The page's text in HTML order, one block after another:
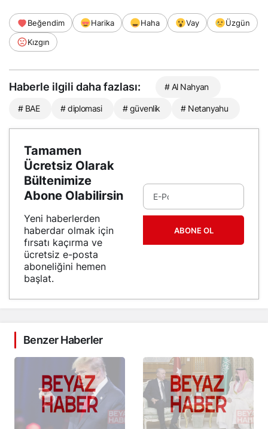
Beğendim Harika Haha Vay
Üzgün
Kızgın
Haberle ilgili daha fazlası: # Al Nahyan
# BAE # diplomasi # güvenlik # Netanyahu
Tamamen
Ücretsiz Olarak
Bültenimize
Abone Olabilirsin
Yeni haberlerden
haberdar olmak için
fırsatı kaçırma ve
ücretsiz e-posta
aboneliğini hemen
başlat.
ABONE OL
Benzer Haberler